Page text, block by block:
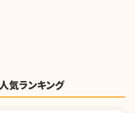
気ランキング